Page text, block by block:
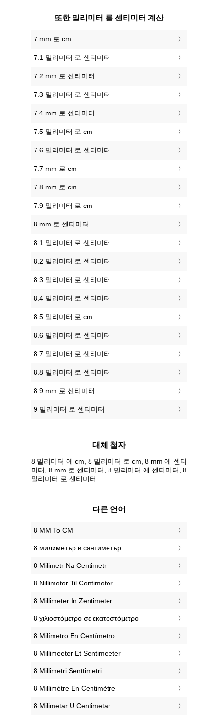
또한 밀리미터 를 센티미터 계산
7 mm 로 cm
7.1 밀리미터 로 센티미터
7.2 mm 로 센티미터
7.3 밀리미터 로 센티미터
7.4 mm 로 센티미터
7.5 밀리미터 로 cm
7.6 밀리미터 로 센티미터
7.7 mm 로 cm
7.8 mm 로 cm
7.9 밀리미터 로 cm
8 mm 로 센티미터
8.1 밀리미터 로 센티미터
8.2 밀리미터 로 센티미터
8.3 밀리미터 로 센티미터
8.4 밀리미터 로 센티미터
8.5 밀리미터 로 cm
8.6 밀리미터 로 센티미터
8.7 밀리미터 로 센티미터
8.8 밀리미터 로 센티미터
8.9 mm 로 센티미터
9 밀리미터 로 센티미터
대체 철자
8 밀리미터 에 cm, 8 밀리미터 로 cm, 8 mm 에 센티
미터, 8 mm 로 센티미터, 8 밀리미터 에 센티미터, 8
밀리미터 로 센티미터
다른 언어
‎8 MM To CM
‎8 милиметър в сантиметър
‎8 Milimetr Na Centimetr
‎8 Nillimeter Til Centimeter
‎8 Millimeter In Zentimeter
‎8 χιλιοστόμετρο σε εκατοστόμετρο
‎8 Milímetro En Centímetro
‎8 Millimeeter Et Sentimeeter
‎8 Millimetri Senttimetri
‎8 Millimètre En Centimètre
‎8 Milimetar U Centimetar